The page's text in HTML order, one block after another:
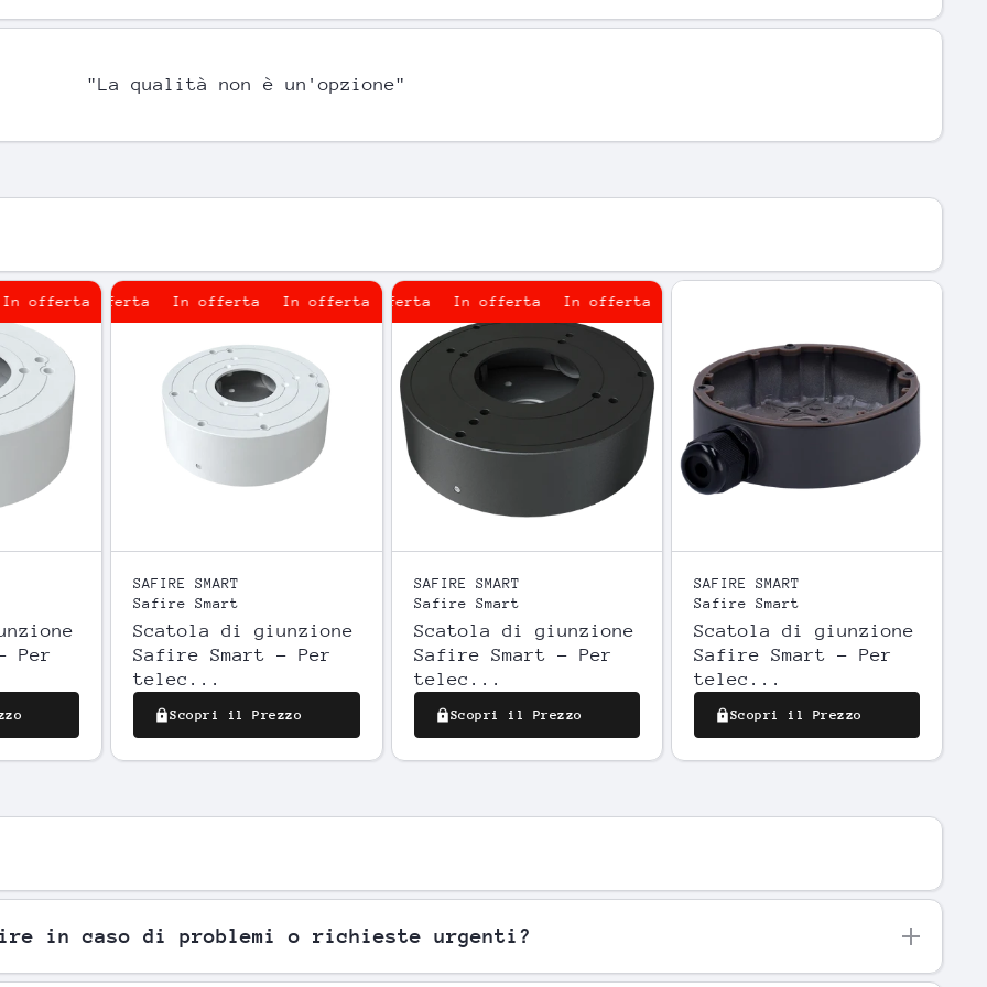
"La qualità non è un'opzione"
In offerta
Per
In offerta In offerta In offerta In offerta
SAFIRE SMART
Safire Smart
Scatola di giunzione
Safire Smart - Per
telec...
Scopri il Prezzo
In offerta In offerta In offerta In offerta
SAFIRE SMART
Safire Smart
Scatola di giunzione
Safire Smart - Per
telec...
Scopri il Prezzo
SAFIRE SMART
Safire Smart
Scatola di giunzione
Safire Smart - Per
telec...
Scopri il Prezzo
in caso di problemi o richieste urgenti?